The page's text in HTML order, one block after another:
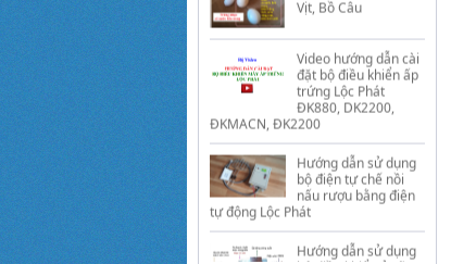
đặt bộ điều khiển ấp
trứng Lộc Phát
ĐK880, DK2200,
ĐKMACN, ĐK2200
Hướng dẫn sử dụng
bộ điện tự chế nồi
nấu rượu bằng điện
tự động Lộc Phát
Hướng dẫn sử dụng
bộ điều khiển ủ sữa
chua công nghiệp
Lộc Phát